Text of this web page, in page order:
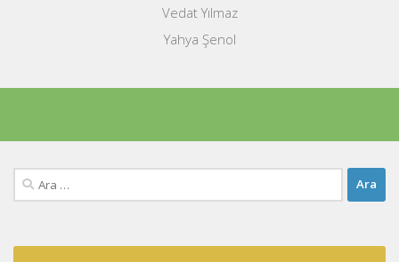
Vedat Yılmaz
Yahya Şenol
Arama: